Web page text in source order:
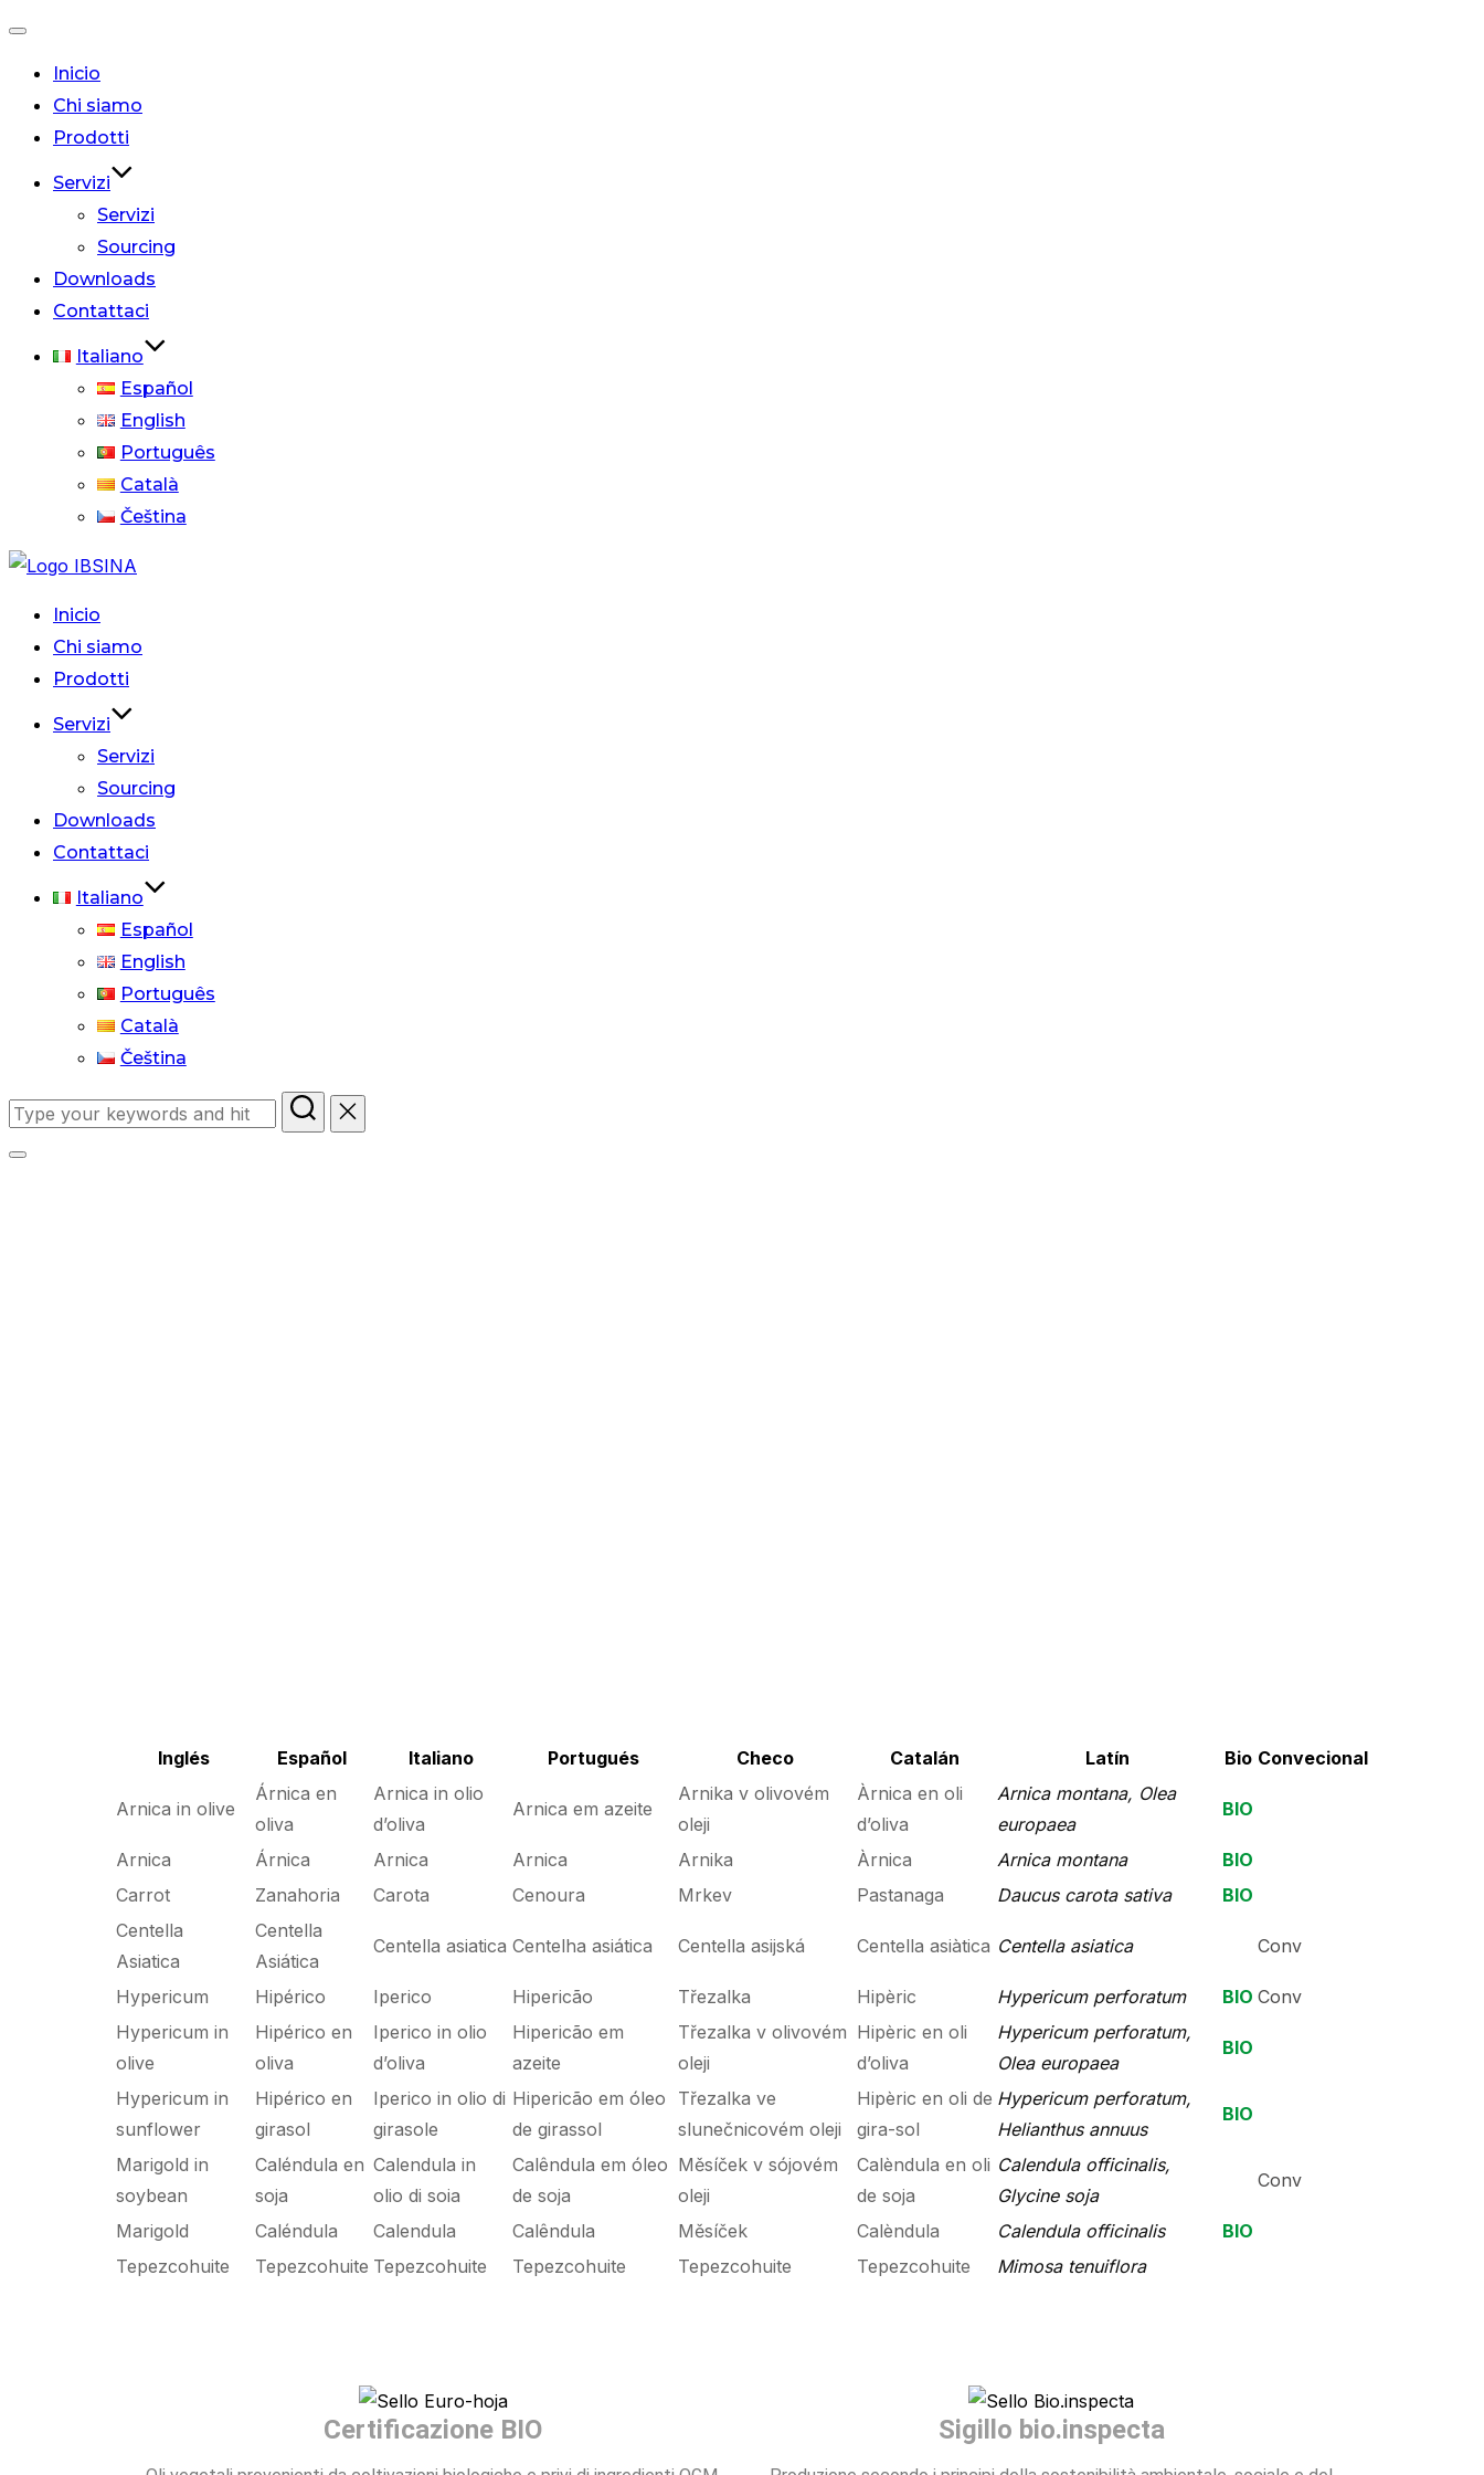
Inicio
Chi siamo
Prodotti
Servizi
Servizi
Sourcing
Downloads
Contattaci
Italiano
Español
English
Português
Català
Čeština
Inicio
Chi siamo
Prodotti
Servizi
Servizi
Sourcing
Downloads
Contattaci
Italiano
Español
English
Português
Català
Čeština
Inglés Español Italiano Portugués Checo Catalán Latín Bio Convecional
Arnica in olive
Árnica en
oliva
Arnica in olio
d’oliva
Arnica em azeite
Arnika v olivovém
oleji
Àrnica en oli
d’oliva
Arnica montana, Olea
europaea
BIO
Arnica Árnica Arnica Arnica Arnika Àrnica Arnica montana
BIO
Carrot
Zanahoria Carota Cenoura Mrkev Pastanaga Daucus carota sativa
BIO
Centella
Asiatica
Centella
Asiática
Centella asiatica Centelha asiática Centella asijská Centella asiàtica Centella asiatica Conv
Hypericum Hipérico Iperico Hipericão Třezalka Hipèric Hypericum perforatum BIO Conv
Hypericum in
olive
Hipérico en
oliva
Iperico in olio
d’oliva
Hipericão em
azeite
Třezalka v olivovém
oleji
Hipèric en oli
d’oliva
Hypericum perforatum,
Olea europaea
BIO
Hypericum in
sunflower
Hipérico en
girasol
Iperico in olio di
girasole
Hipericão em óleo
de girassol
Třezalka ve
slunečnicovém oleji
Hipèric en oli de
gira-sol
Hypericum perforatum,
Helianthus annuus
BIO
Marigold in
soybean
Caléndula en
soja
Calendula in
olio di soia
Calêndula em óleo
de soja
Měsíček v sójovém
oleji
Calèndula en oli
de soja
Calendula officinalis,
Glycine soja
Conv
Marigold Caléndula Calendula Calêndula Měsíček Calèndula Calendula officinalis
BIO
Tepezcohuite
Tepezcohuite Tepezcohuite Tepezcohuite Tepezcohuite Tepezcohuite Mimosa tenuiflora
Certificazione BIO Sigillo bio.inspecta